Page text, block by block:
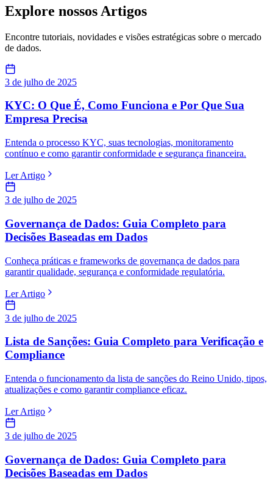
Explore nossos Artigos
Encontre tutoriais, novidades e visões estratégicas sobre o mercado
de dados.
3 de julho de 2025
KYC: O Que É, Como Funciona e Por Que Sua
Empresa Precisa
Entenda o processo KYC, suas tecnologias, monitoramento
contínuo e como garantir conformidade e segurança financeira.
Ler Artigo
3 de julho de 2025
Governança de Dados: Guia Completo para
Decisões Baseadas em Dados
Conheça práticas e frameworks de governança de dados para
garantir qualidade, segurança e conformidade regulatória.
Ler Artigo
3 de julho de 2025
Lista de Sanções: Guia Completo para Verificação e
Compliance
Entenda o funcionamento da lista de sanções do Reino Unido, tipos,
atualizações e como garantir compliance eficaz.
Ler Artigo
3 de julho de 2025
Governança de Dados: Guia Completo para
Decisões Baseadas em Dados